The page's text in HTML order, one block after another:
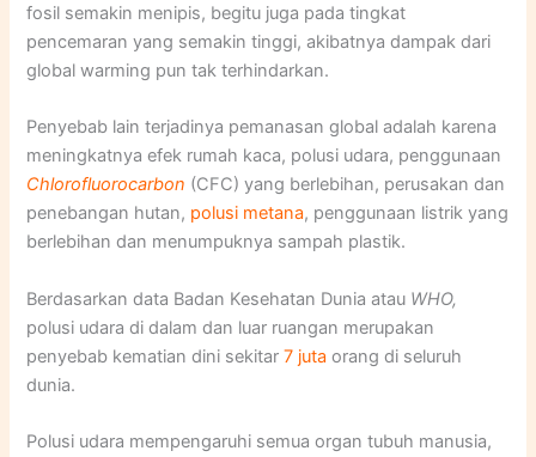
fosil semakin menipis, begitu juga pada tingkat
pencemaran yang semakin tinggi, akibatnya dampak dari
global warming pun tak terhindarkan.
Penyebab lain terjadinya pemanasan global adalah karena
meningkatnya efek rumah kaca, polusi udara, penggunaan
Chlorofluorocarbon (CFC) yang berlebihan, perusakan dan
penebangan hutan, polusi metana, penggunaan listrik yang
berlebihan dan menumpuknya sampah plastik.
Berdasarkan data Badan Kesehatan Dunia atau WHO,
polusi udara di dalam dan luar ruangan merupakan
penyebab kematian dini sekitar7 juta orang di seluruh
dunia.
Polusi udara mempengaruhi semua organ tubuh manusia,